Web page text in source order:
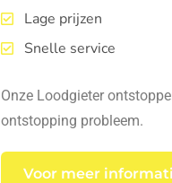
Lage prijzen
Snelle service
Onze Loodgieter
ontstopping probleem.
Voor meer